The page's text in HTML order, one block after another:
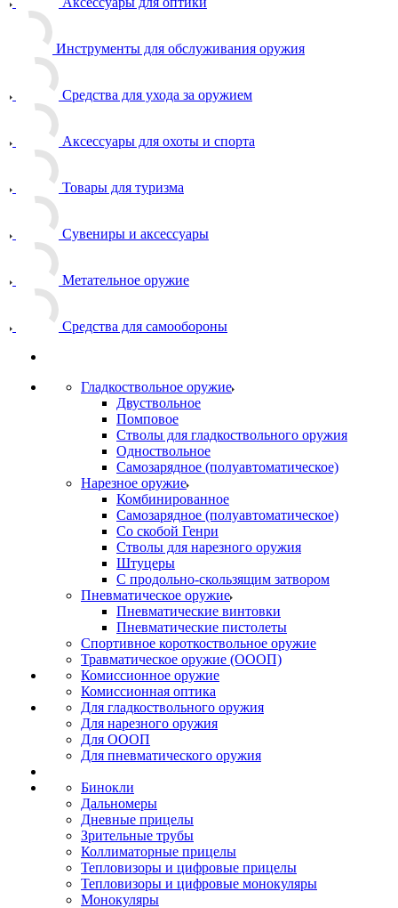
Инструменты для обслуживания оружия
Средства для ухода за оружием
Аксессуары для охоты и спорта
Товары для туризма
Сувениры и аксессуары
Метательное оружие
Средства для самообороны
Гладкоствольное оружие
Двуствольное
Помповое
Стволы для гладкоствольного оружия
Одноствольное
Самозарядное (полуавтоматическое)
Нарезное оружие
Комбинированное
Самозарядное (полуавтоматическое)
Со скобой Генри
Стволы для нарезного оружия
Штуцеры
С продольно-скользящим затвором
Пневматическое оружие
Пневматические винтовки
Пневматические пистолеты
Спортивное короткоствольное оружие
Травматическое оружие (ОООП)
Комиссионное оружие
Комиссионная оптика
Для гладкоствольного оружия
Для нарезного оружия
Для ОООП
Для пневматического оружия
Бинокли
Дальномеры
Дневные прицелы
Зрительные трубы
Коллиматорные прицелы
Тепловизоры и цифровые прицелы
Тепловизоры и цифровые монокуляры
Монокуляры